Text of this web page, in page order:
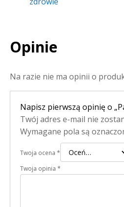
Opinie
Na razie nie ma opinii o
Napisz pierwszą opinię o
Twój adres e-mail nie
Wymagane pola są
Twoja ocena *
Twoja opinia *